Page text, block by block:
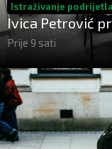
Istraživanje
Ivica Petrović
Petrovići iz sela
Prije 9 sati